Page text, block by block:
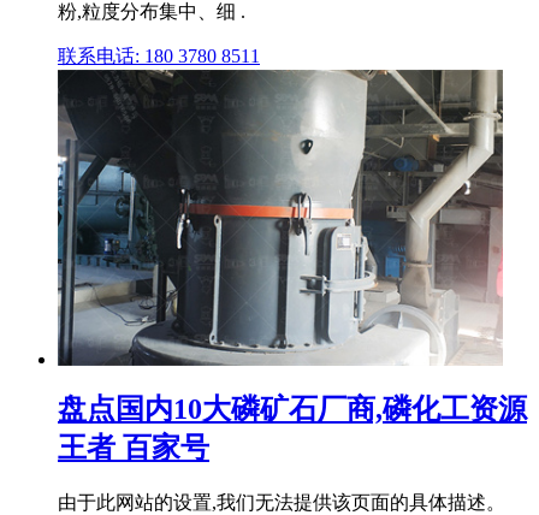
粉,粒度分布集中、细 .
联系电话: 180 3780 8511
盘点国内10大磷矿石厂商,磷化工资源
王者 百家号
由于此网站的设置,我们无法提供该页面的具体描述。